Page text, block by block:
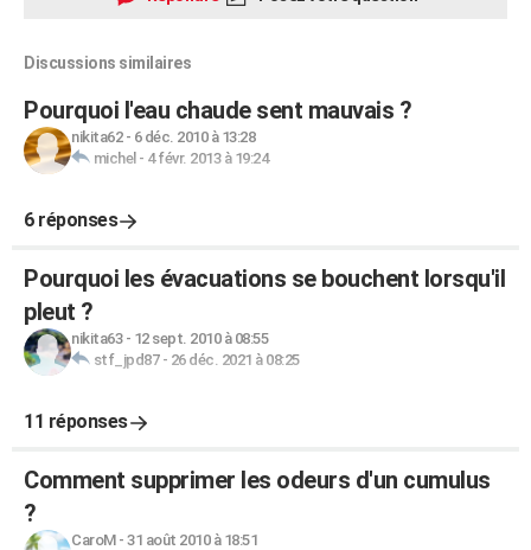
Discussions similaires
Pourquoi l'eau chaude sent mauvais ?
nikita62- 6 déc. 2010 à 13:28
michel - 4 févr. 2013 à 19:24
6 réponses
Pourquoi les évacuations se bouchent lorsqu'il
pleut ?
nikita63- 12 sept. 2010 à 08:55
stf_jpd87- 26 déc. 2021 à 08:25
11 réponses
Comment supprimer les odeurs d'un cumulus
?
CaroM- 31 août 2010 à 18:51